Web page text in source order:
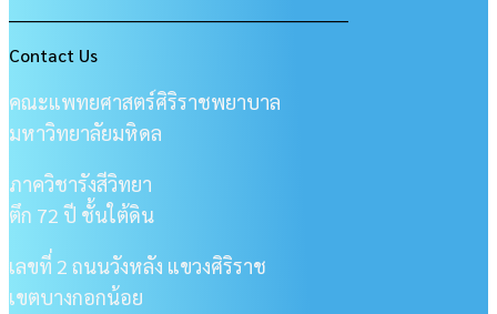
Contact Us
คณะแพทยศาสตร์ศิริราชพยาบาล
มหาวิทยาลัยมหิดล
ภาควิชารังสีวิทยา
ตึก 72 ปี ชั้นใต้ดิน
เลขที่ 2 ถนนวังหลัง แขวงศิริราช
เขตบางกอกน้อย